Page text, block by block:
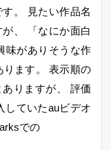
。 見たい作品名
、 「なにか面白
味がありそうな作
ります。 表示順の
りますが、 評価
していたauビデオ
での